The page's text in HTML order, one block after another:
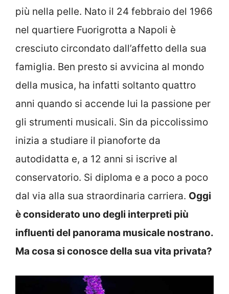
più nella pelle. Nato il 24 febbraio del 1966
nel quartiere Fuorigrotta a Napoli è
cresciuto circondato dall’affetto della sua
famiglia. Ben presto si avvicina al mondo
della musica, ha infatti soltanto quattro
anni quando si accende lui la passione per
gli strumenti musicali. Sin da piccolissimo
inizia a studiare il pianoforte da
autodidatta e, a 12 anni si iscrive al
conservatorio. Si diploma e a poco a poco
dal via alla sua straordinaria carriera. Oggi
è considerato uno degli interpreti più
influenti del panorama musicale nostrano.
Ma cosa si conosce della sua vita privata?